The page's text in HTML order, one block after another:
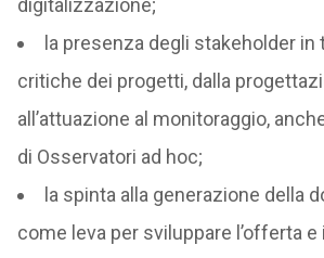
digitalizzazione;
la presenza degli stakeholder
critiche dei progetti, dalla
all’attuazione al monitoraggio,
di Osservatori ad hoc;
la spinta alla generazione della
come leva per sviluppare l’offerta e